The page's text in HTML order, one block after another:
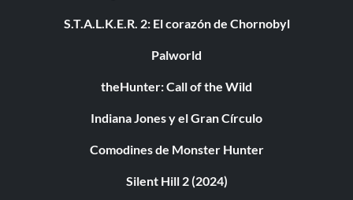
S.T.A.L.K.E.R. 2: El corazón de Chornobyl
Palworld
theHunter: Call of the Wild
Indiana Jones y el Gran Círculo
Comodines de Monster Hunter
Silent Hill 2 (2024)